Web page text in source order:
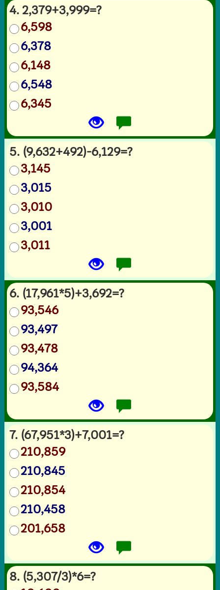
4. 2,379+3,999=?
6,598
6,378
6,148
6,548
6,345
5. (9,632+492)-6,129=?
3,145
3,015
3,010
3,001
3,011
6. (17,961*5)+3,692=?
93,546
93,497
93,478
94,364
93,584
7. (67,951*3)+7,001=?
210,859
210,845
210,854
210,458
201,658
8. (5,307/3)*6=?